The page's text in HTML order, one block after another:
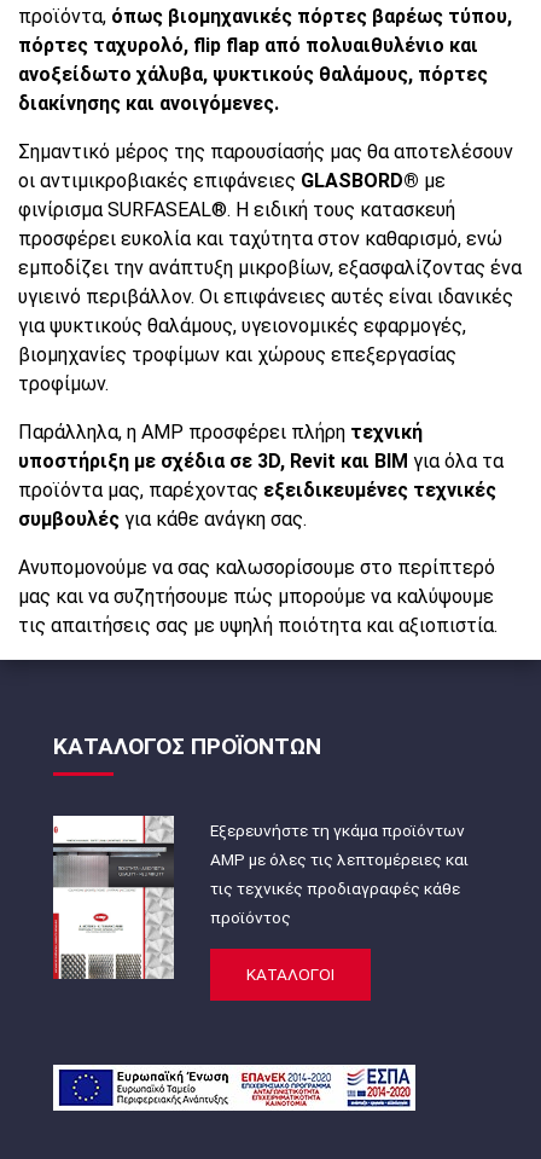
προϊόντα, όπως βιομηχανικές πόρτες βαρέως τύπου,
πόρτες ταχυρολό, flip flap από πολυαιθυλένιο και
ανοξείδωτο χάλυβα, ψυκτικούς θαλάμους, πόρτες
διακίνησης και ανοιγόμενες.
Σημαντικό μέρος της παρουσίασής μας θα αποτελέσουν
οι αντιμικροβιακές επιφάνειες GLASBORD® με
φινίρισμα SURFASEAL®. Η ειδική τους κατασκευή
προσφέρει ευκολία και ταχύτητα στον καθαρισμό, ενώ
εμποδίζει την ανάπτυξη μικροβίων, εξασφαλίζοντας ένα
υγιεινό περιβάλλον. Οι επιφάνειες αυτές είναι ιδανικές
για ψυκτικούς θαλάμους, υγειονομικές εφαρμογές,
βιομηχανίες τροφίμων και χώρους επεξεργασίας
τροφίμων.
Παράλληλα, η AMP προσφέρει πλήρη τεχνική
υποστήριξη με σχέδια σε 3D, Revit και BIM για όλα τα
προϊόντα μας, παρέχοντας εξειδικευμένες τεχνικές
συμβουλές για κάθε ανάγκη σας.
Ανυπομονούμε να σας καλωσορίσουμε στο περίπτερό
μας και να συζητήσουμε πώς μπορούμε να καλύψουμε
τις απαιτήσεις σας με υψηλή ποιότητα και αξιοπιστία.
ΚΑΤΑΛΟΓΟΣ ΠΡΟΪΟΝΤΩΝ
Εξερευνήστε τη γκάμα προϊόντων
AMP με όλες τις λεπτομέρειες και
τις τεχνικές προδιαγραφές κάθε
προϊόντος
ΚΑΤΑΛΟΓΟΙ